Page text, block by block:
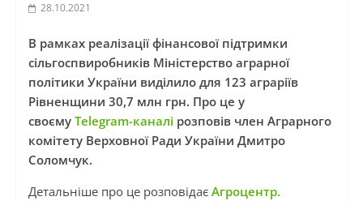
28.10.2021
В рамках реалізації фінансової підтримки
сільгоспвиробників Міністерство аграрної
політики України виділило для 123 аграріїв
Рівненщини 30,7 млн грн. Про це у
своєму Telegram-каналі розповів член Аграрного
комітету Верховної Ради України Дмитро
Соломчук.
Детальніше про це розповідає Агроцентр.